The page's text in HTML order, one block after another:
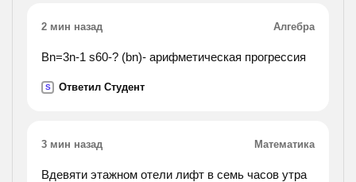
2 мин назад Алгебра
Bn=3n-1 s60-? (bn)- арифметическая прогрессия
S Ответил Студент
3 мин назад Математика
Вдевяти этажном отели лифт в семь часов утра